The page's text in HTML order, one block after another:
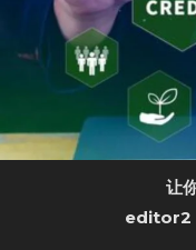
让
editor2